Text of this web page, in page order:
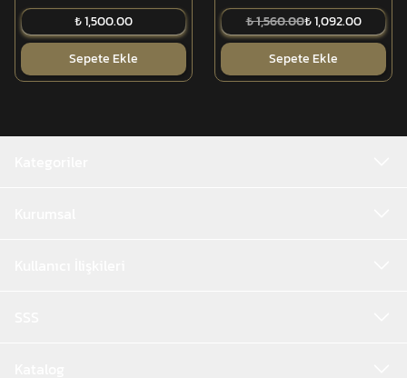
₺ 1,500.00
Sepete Ekle
₺ 1,560.00₺ 1,092.00
Sepete Ekle